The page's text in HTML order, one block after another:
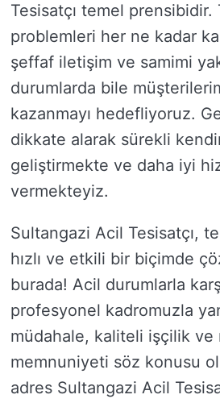
Tesisatçı temel prensibidir.
problemleri her ne kadar
şeffaf iletişim ve samimi
durumlarda bile
kazanmayı hedefliyoruz.
dikkate alarak sürekli
geliştirmekte ve daha iyi
vermekteyiz.
Sultangazi Acil Tesisatçı,
hızlı ve etkili bir biçimde
burada! Acil durumlarla
profesyonel kadromuzla
müdahale, kaliteli işçilik ve
memnuniyeti söz konusu
adres Sultangazi Acil